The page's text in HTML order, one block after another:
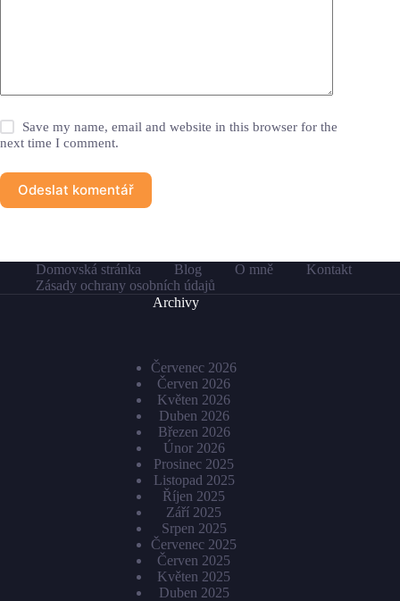
Save my name, email and website in this browser for the
next time I comment.
Odeslat komentář
Domovská stránka Blog O mně
Kontakt
Zásady ochrany osobních údajů
Archivy
Červenec 2026
Červen 2026
Květen 2026
Duben 2026
Březen 2026
Únor 2026
Prosinec 2025
Listopad 2025
Říjen 2025
Září 2025
Srpen 2025
Červenec 2025
Červen 2025
Květen 2025
Duben 2025